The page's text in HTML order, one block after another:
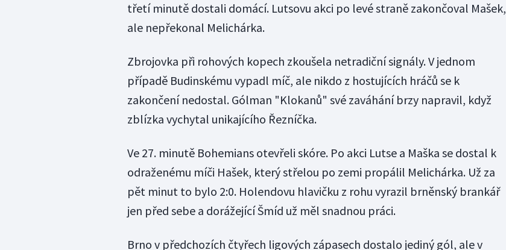
třetí minutě dostali domácí. Lutsovu akci po levé straně zakončoval Mašek,
ale nepřekonal Melichárka.
Zbrojovka při rohových kopech zkoušela netradiční signály. V jednom
případě Budinskému vypadl míč, ale nikdo z hostujících hráčů se k
zakončení nedostal. Gólman "Klokanů" své zaváhání brzy napravil, když
zblízka vychytal unikajícího Řezníčka.
Ve 27. minutě Bohemians otevřeli skóre. Po akci Lutse a Maška se dostal k
odraženému míči Hašek, který střelou po zemi propálil Melichárka. Už za
pět minut to bylo 2:0. Holendovu hlavičku z rohu vyrazil brněnský brankář
jen před sebe a dorážející Šmíd už měl snadnou práci.
Brno v předchozích čtyřech ligových zápasech dostalo jediný gól, ale v